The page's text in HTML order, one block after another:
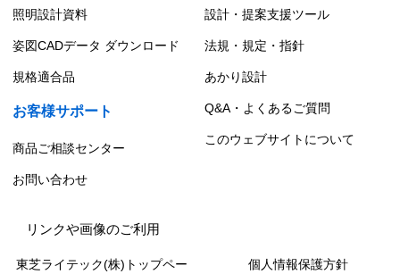
照明設計資料 設計・提案支援ツール
姿図CADデータ ダウンロード 法規・規定・指針
規格適合品 あかり設計
お客様サポート Q&A・よくあるご質問
商品ご相談センター
このウェブサイトについて
お問い合わせ
リンクや画像のご利用
東芝ライテック(株)トップペー
個人情報保護方針